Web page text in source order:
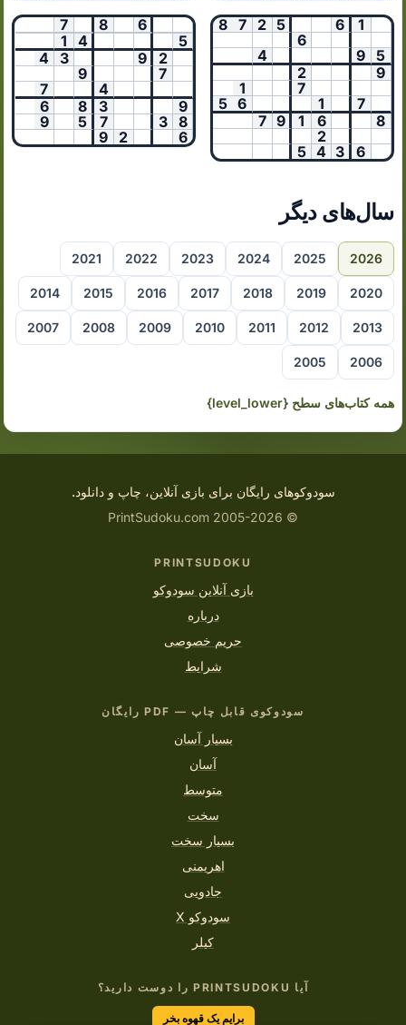
1
6
5
2
7
8
6
5
9
4
9
2
7
1
7
1
6
5
8
6
1
9
7
2
6
3
4
5
6
8
7
5
4
1
2
9
3
4
7
9
4
7
9
3
8
6
8
3
7
5
9
6
2
9
سال‌های دیگر
2026
2025
2024
2023
2022
2021
2020
2019
2018
2017
2016
2015
2014
2013
2012
2011
2010
2009
2008
2007
2006
2005
همه کتاب‌های سطح {level_lower}
سودوکوهای رایگان برای بازی آنلاین، چاپ و دانلود.
© 2005-2026 PrintSudoku.com
PRINTSUDOKU
بازی آنلاین سودوکو
درباره
حریم خصوصی
شرایط
سودوکوی قابل چاپ — PDF رایگان
بسیار آسان
آسان
متوسط
سخت
بسیار سخت
اهریمنی
جادویی
سودوکو X
کیلر
آیا PRINTSUDOKU را دوست دارید؟
برایم یک قهوه بخر